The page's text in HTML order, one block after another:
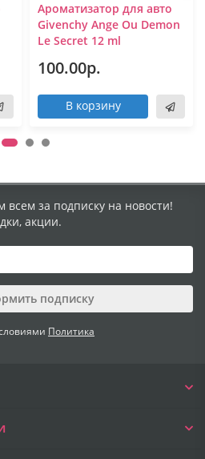
Ароматизатор для авто
Givenchy Ange Ou Demon
Le Secret 12 ml
100.00р.
В корзину
всем за подписку на новости!
акции.
подписку
Политика